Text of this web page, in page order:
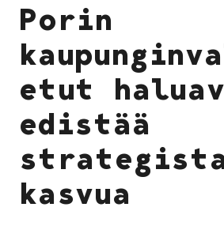
Porin
etut
edistää
kasvua